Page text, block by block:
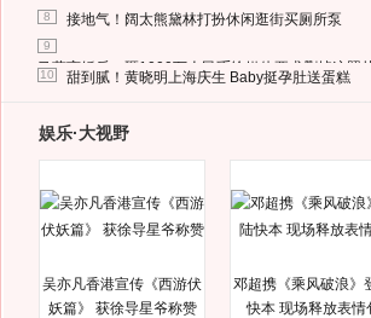
8 接地气！阔太熊黛林打扮休闲逛街买厕所泵
9
马蓉离婚后，砸1000万人民币给媒体要求删掉这照片
10 甜到腻！黄晓明上海庆生 Baby挺孕肚送蛋糕
娱乐·大视野
吴亦凡香港宣传《西游伏
妖篇》 获徐导星爷称赞
邓超携《乘风破浪》
快本 现场释放表情